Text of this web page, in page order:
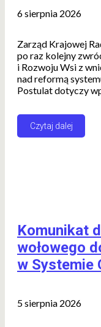
6 sierpnia 2026
Zarząd Krajowej
po raz kolejny
i Rozwoju Wsi z
nad reformą
Postulat dotyczy
Czytaj dalej
Komunikat
wołowego
w Systemie
5 sierpnia 2026